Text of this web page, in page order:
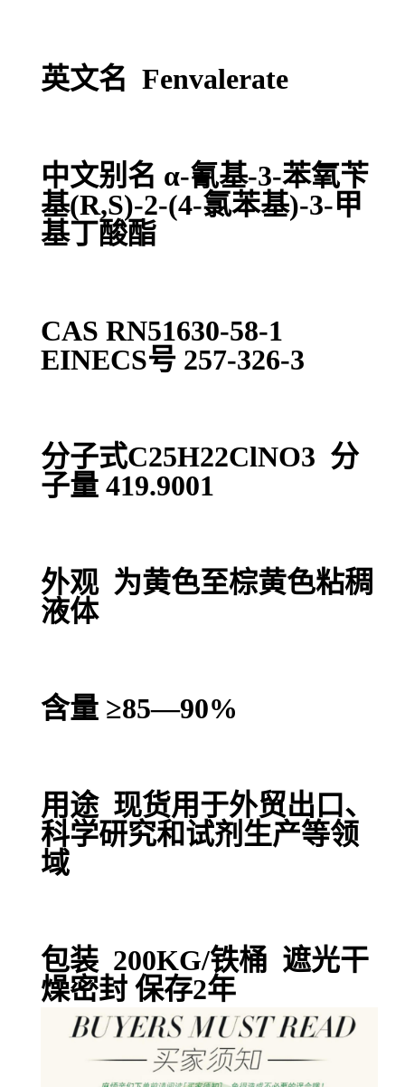
英文名 Fenvalerate
中文别名 α-氰基-3-苯氧苄
基(R,S)-2-(4-氯苯基)-3-甲
基丁酸酯
CAS RN51630-58-1
EINECS号 257-326-3
分子式C25H22ClNO3 分
子量 419.9001
外观 为黄色至棕黄色粘稠
液体
含量 ≥85—90%
用途 现货用于外贸出口、
科学研究和试剂生产等领
域
包装 200KG/铁桶 遮光干
燥密封 保存2年